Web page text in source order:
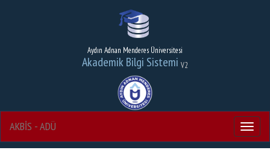
Aydın Adnan Menderes Üniversitesi
Akademik Bilgi Sistemi V2
Menu
AKBİS - ADÜ